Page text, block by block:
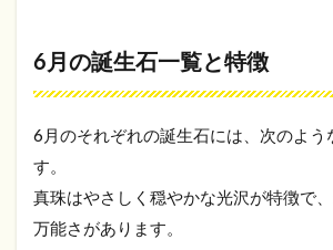
と
は？
日本
され
た宝
石
2.1
6月の誕生石一覧と特徴
6月のそれぞれの誕生石には、次のよう
す。
真珠はやさしく穏やかな光沢が特徴で
万能さがあります。